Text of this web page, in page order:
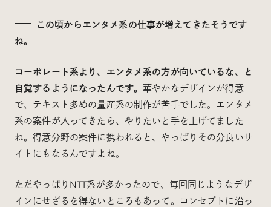
この頃からエンタメ系の仕事が増えてきたそうです
ね。
コーポレート系より、エンタメ系の方が向いているな、と
自覚するようになったんです。華やかなデザインが得意
で、テキスト多めの量産系の制作が苦手でした。エンタメ
系の案件が入ってきたら、やりたいと手を上げてました
ね。得意分野の案件に携われると、やっぱりその分良いサ
イトにもなるんですよね。
ただやっぱりNTT系が多かったので、毎回同じようなデザ
インにせざるを得ないところもあって。コンセプトに沿っ